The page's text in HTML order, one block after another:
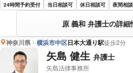
24時間予約受付 当日相談可 休日相談可 夜間相
原 義和 弁護士の詳細
神奈川県 横浜市中区日本大通り駅徒歩2分
矢島 健生 弁護士
矢島法律事務所